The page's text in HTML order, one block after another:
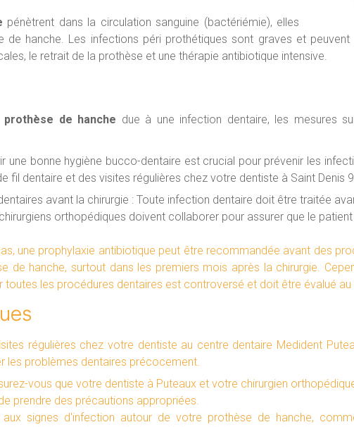
pénètrent dans la circulation sanguine (bactériémie), elles
hanche. Les infections péri prothétiques sont graves et
le retrait de la prothèse et une thérapie antibiotique intensive.
de hanche due à une infection dentaire, les mesures
une bonne hygiène bucco-dentaire est crucial pour prévenir les
fil dentaire et des visites régulières chez votre dentiste à Saint Denis
avant la chirurgie : Toute infection dentaire doit être traitée
orthopédiques doivent collaborer pour assurer que le
une prophylaxie antibiotique peut être recommandée avant des
de hanche, surtout dans les premiers mois après la chirurgie.
toutes les procédures dentaires est controversé et doit être évalué
régulières chez votre dentiste au centre dentaire Medident
les problèmes dentaires précocement.
vous que votre dentiste à Puteaux et votre chirurgien
prendre des précautions appropriées.
signes d'infection autour de votre prothèse de hanche,